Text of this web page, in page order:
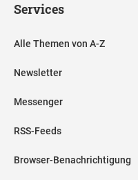
Services
Alle Themen von A-Z
Newsletter
Messenger
RSS-Feeds
Browser-Benachrichtigung